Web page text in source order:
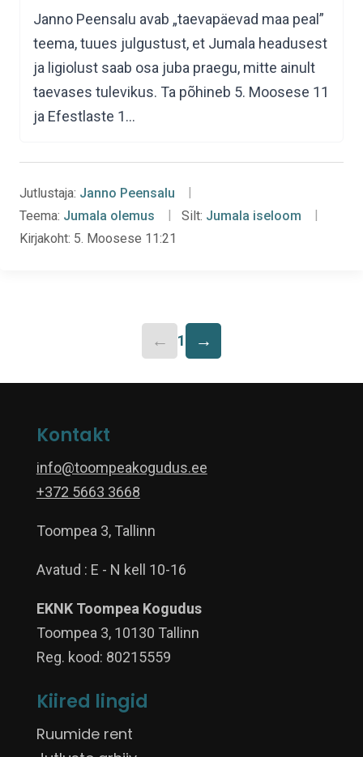
Janno Peensalu avab „taevapäevad maa peal”
teema, tuues julgustust, et Jumala headusest
ja ligiolust saab osa juba praegu, mitte ainult
taevases tulevikus. Ta põhineb 5. Moosese 11
ja Efestlaste 1…
Jutlustaja: Janno Peensalu
Teema: Jumala olemus Silt: Jumala iseloom
Kirjakoht: 5. Moosese 11:21
← 1 →
Kontakt
info@toompeakogudus.ee
+372 5663 3668
Toompea 3, Tallinn
Avatud : E - N kell 10-16
EKNK Toompea Kogudus
Toompea 3, 10130 Tallinn
Reg. kood: 80215559
Kiired lingid
Ruumide rent